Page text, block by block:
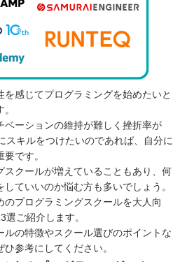
を感じてプログラミングを始めたいと
ベーションの維持が難しく挫折率が
スキルをつけたいのであれば、自分に
です。
スクールが増えていることもあり、何
ていいのか悩む方も多いでしょう。
のプログラミングスクールを大人向
選ご紹介します。
ルの特徴やスクール選びのポイントな
参考にしてください。